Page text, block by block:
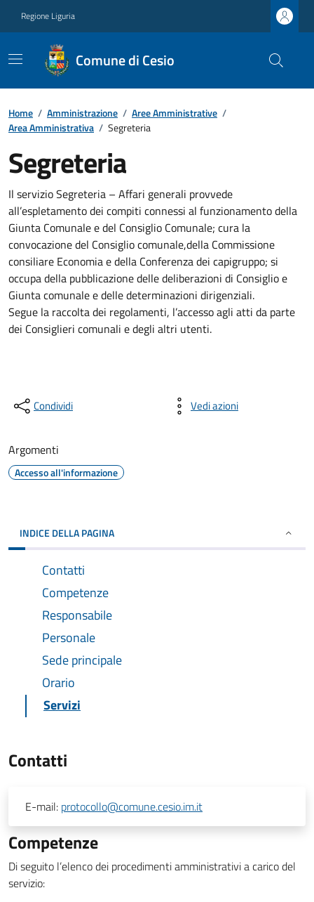
Regione Liguria
Comune di Cesio
Home / Amministrazione / Aree Amministrative /
Area Amministrativa / Segreteria
Segreteria
Il servizio Segreteria – Affari generali provvede
all’espletamento dei compiti connessi al funzionamento della
Giunta Comunale e del Consiglio Comunale; cura la
convocazione del Consiglio comunale,della Commissione
consiliare Economia e della Conferenza dei capigruppo; si
occupa della pubblicazione delle deliberazioni di Consiglio e
Giunta comunale e delle determinazioni dirigenziali.
Segue la raccolta dei regolamenti, l’accesso agli atti da parte
dei Consiglieri comunali e degli altri utenti.
Condividi Vedi azioni
Argomenti
Accesso all'informazione
INDICE DELLA PAGINA
Contatti
Competenze
Responsabile
Personale
Sede principale
Orario
Servizi
Contatti
E-mail: protocollo@comune.cesio.im.it
Competenze
Di seguito l’elenco dei procedimenti amministrativi a carico del
servizio: